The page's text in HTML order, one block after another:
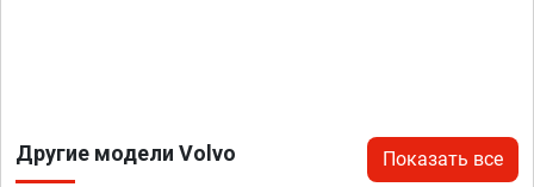
Другие модели Volvo Показать все